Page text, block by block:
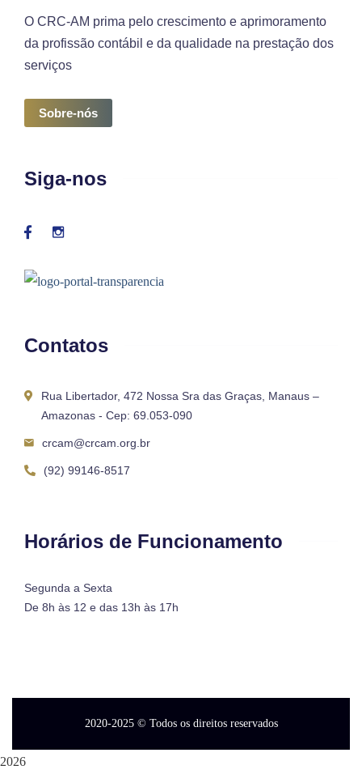
O CRC-AM prima pelo crescimento e aprimoramento
da profissão contábil e da qualidade na prestação dos
serviços
Sobre-nós
Siga-nos
Contatos
Rua Libertador, 472 Nossa Sra das Graças, Manaus –
Amazonas - Cep: 69.053-090
crcam@crcam.org.br
(92) 99146-8517
Horários de Funcionamento
Segunda a Sexta
De 8h às 12 e das 13h às 17h
2020-2025© Todos os direitos reservados
2026